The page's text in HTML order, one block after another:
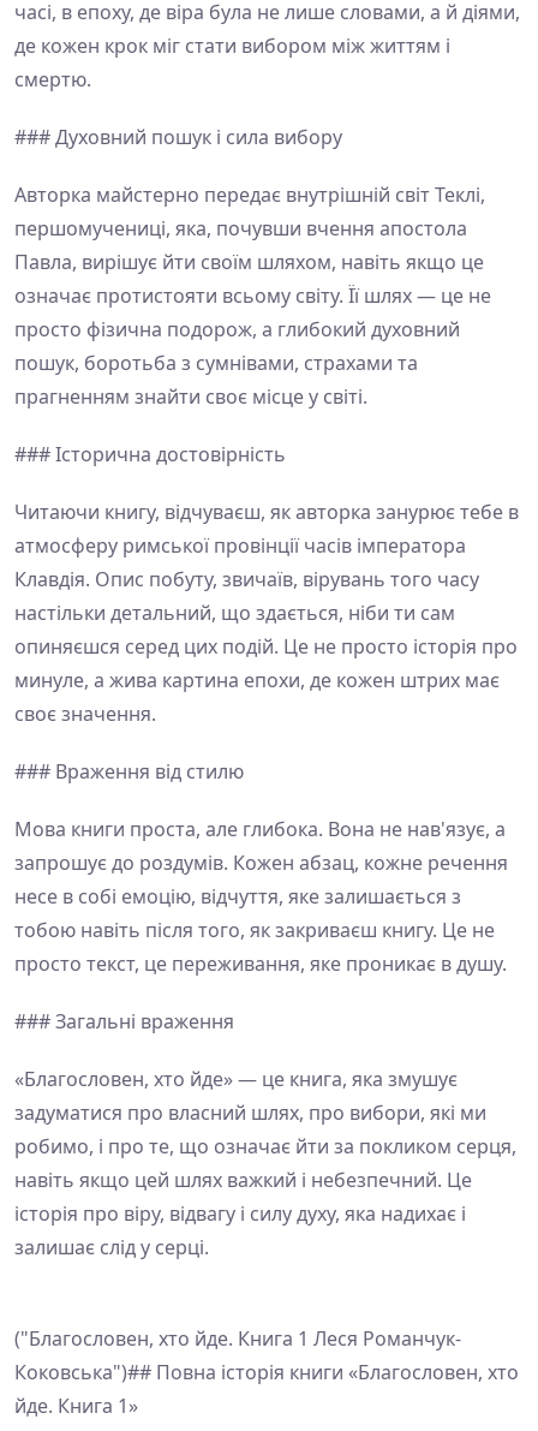
часі, в епоху, де віра була не лише словами, а й діями,
де кожен крок міг стати вибором між життям і
смертю.
### Духовний пошук і сила вибору
Авторка майстерно передає внутрішній світ Теклі,
першомучениці, яка, почувши вчення апостола
Павла, вирішує йти своїм шляхом, навіть якщо це
означає протистояти всьому світу. Її шлях — це не
просто фізична подорож, а глибокий духовний
пошук, боротьба з сумнівами, страхами та
прагненням знайти своє місце у світі.
### Історична достовірність
Читаючи книгу, відчуваєш, як авторка занурює тебе в
атмосферу римської провінції часів імператора
Клавдія. Опис побуту, звичаїв, вірувань того часу
настільки детальний, що здається, ніби ти сам
опиняєшся серед цих подій. Це не просто історія про
минуле, а жива картина епохи, де кожен штрих має
своє значення.
### Враження від стилю
Мова книги проста, але глибока. Вона не нав'язує, а
запрошує до роздумів. Кожен абзац, кожне речення
несе в собі емоцію, відчуття, яке залишається з
тобою навіть після того, як закриваєш книгу. Це не
просто текст, це переживання, яке проникає в душу.
### Загальні враження
«Благословен, хто йде» — це книга, яка змушує
задуматися про власний шлях, про вибори, які ми
робимо, і про те, що означає йти за покликом серця,
навіть якщо цей шлях важкий і небезпечний. Це
історія про віру, відвагу і силу духу, яка надихає і
залишає слід у серці.
("Благословен, хто йде. Книга 1 Леся Романчук-
Коковська")## Повна історія книги «Благословен, хто
йде. Книга 1»